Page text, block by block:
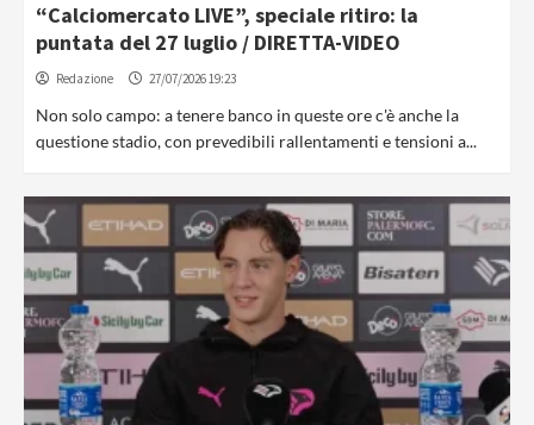
“Calciomercato LIVE”, speciale ritiro: la
puntata del 27 luglio / DIRETTA-VIDEO
Redazione 27/07/2026 19:23
Non solo campo: a tenere banco in queste ore c'è anche la
questione stadio, con prevedibili rallentamenti e tensioni a...